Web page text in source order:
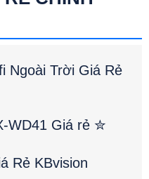
Ngoài Trời Giá Rẻ
WD41 Giá rẻ ✮
Rẻ KBvision